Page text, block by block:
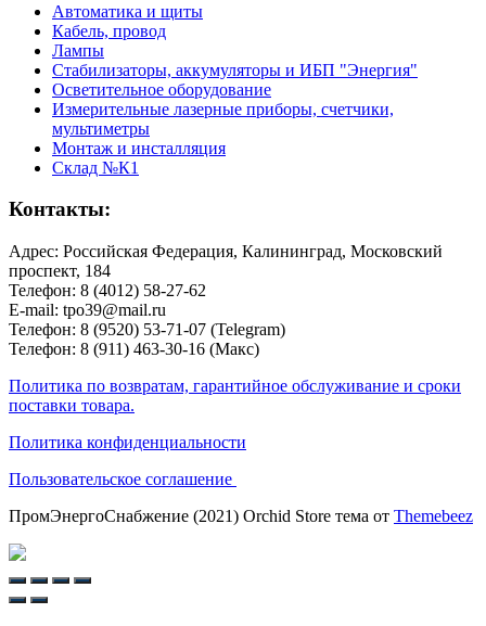
Автоматика и щиты
Кабель, провод
Лампы
Стабилизаторы, аккумуляторы и ИБП "Энергия"
Осветительное оборудование
Измерительные лазерные приборы, счетчики,
мультиметры
Монтаж и инсталляция
Склад №К1
Контакты:
Адрес: Российская Федерация, Калининград, Московский
проспект, 184
Телефон: 8 (4012) 58-27-62
E-mail: tpo39@mail.ru
Телефон: 8 (9520) 53-71-07 (Telegram)
Телефон: 8 (911) 463-30-16 (Макс)
Политика по возвратам, гарантийное обслуживание и сроки
поставки товара.
Политика конфиденциальности
Пользовательское соглашение
ПромЭнергоСнабжение (2021) Orchid Store тема от Themebeez